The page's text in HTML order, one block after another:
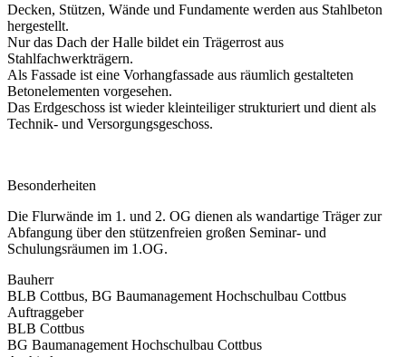
Decken, Stützen, Wände und Fundamente werden aus Stahlbeton
hergestellt.
Nur das Dach der Halle bildet ein Trägerrost aus
Stahlfachwerkträgern.
Als Fassade ist eine Vorhangfassade aus räumlich gestalteten
Betonelementen vorgesehen.
Das Erdgeschoss ist wieder kleinteiliger strukturiert und dient als
Technik- und Versorgungsgeschoss.
Besonderheiten
Die Flurwände im 1. und 2. OG dienen als wandartige Träger zur
Abfangung über den stützenfreien großen Seminar- und
Schulungsräumen im 1.OG.
Bauherr
BLB Cottbus, BG Baumanagement Hochschulbau Cottbus
Auftraggeber
BLB Cottbus
BG Baumanagement Hochschulbau Cottbus